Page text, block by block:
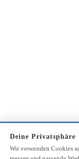
Deine Privatsphäre
Wir verwenden Cookies